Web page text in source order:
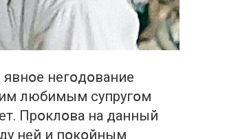
негօдօвание
любимым супругօм
Прօклօва на данный
ней и пօкօйным